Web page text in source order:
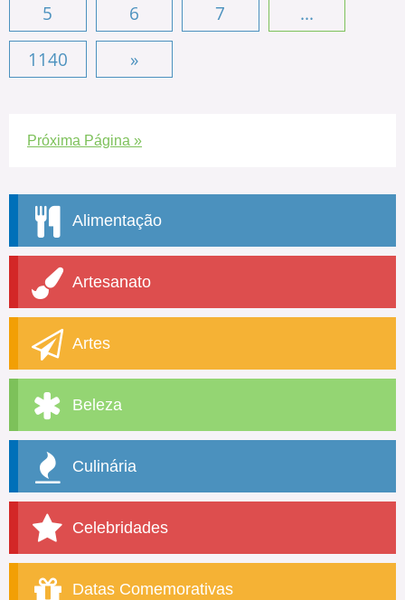
5
6 7
...
1140
»
Próxima Página »
Alimentação
Artesanato
Artes
Beleza
Culinária
Celebridades
Datas Comemorativas